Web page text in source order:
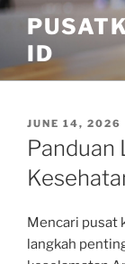
Skip
content
ID
POSTED
ON
JUNE 14, 2026
Panduan
Mencari pusat
langkah